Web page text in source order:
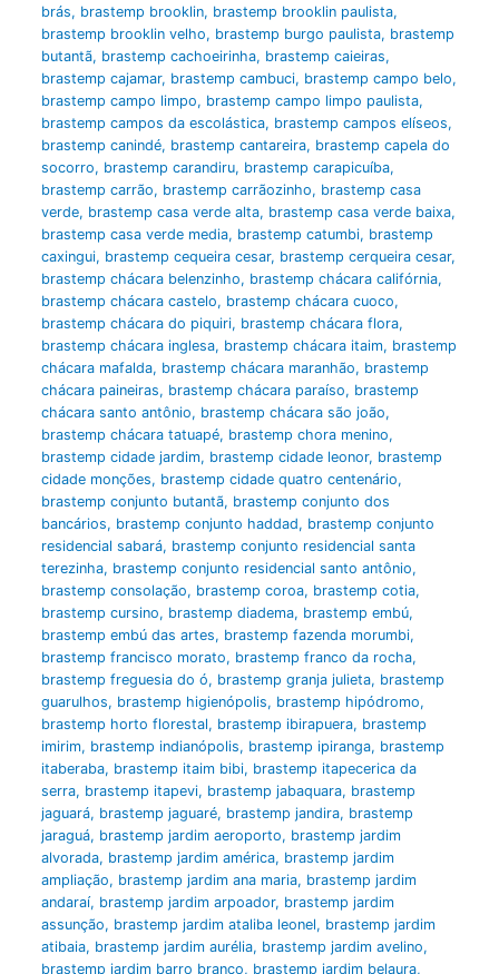
brás, brastemp brooklin, brastemp brooklin paulista,
brastemp brooklin velho, brastemp burgo paulista, brastemp
butantã, brastemp cachoeirinha, brastemp caieiras,
brastemp cajamar, brastemp cambuci, brastemp campo belo,
brastemp campo limpo, brastemp campo limpo paulista,
brastemp campos da escolástica, brastemp campos elíseos,
brastemp canindé, brastemp cantareira, brastemp capela do
socorro, brastemp carandiru, brastemp carapicuíba,
brastemp carrão, brastemp carrãozinho, brastemp casa
verde, brastemp casa verde alta, brastemp casa verde baixa,
brastemp casa verde media, brastemp catumbi, brastemp
caxingui, brastemp cequeira cesar, brastemp cerqueira cesar,
brastemp chácara belenzinho, brastemp chácara califórnia,
brastemp chácara castelo, brastemp chácara cuoco,
brastemp chácara do piquiri, brastemp chácara flora,
brastemp chácara inglesa, brastemp chácara itaim, brastemp
chácara mafalda, brastemp chácara maranhão, brastemp
chácara paineiras, brastemp chácara paraíso, brastemp
chácara santo antônio, brastemp chácara são joão,
brastemp chácara tatuapé, brastemp chora menino,
brastemp cidade jardim, brastemp cidade leonor, brastemp
cidade monções, brastemp cidade quatro centenário,
brastemp conjunto butantã, brastemp conjunto dos
bancários, brastemp conjunto haddad, brastemp conjunto
residencial sabará, brastemp conjunto residencial santa
terezinha, brastemp conjunto residencial santo antônio,
brastemp consolação, brastemp coroa, brastemp cotia,
brastemp cursino, brastemp diadema, brastemp embú,
brastemp embú das artes, brastemp fazenda morumbi,
brastemp francisco morato, brastemp franco da rocha,
brastemp freguesia do ó, brastemp granja julieta, brastemp
guarulhos, brastemp higienópolis, brastemp hipódromo,
brastemp horto florestal, brastemp ibirapuera, brastemp
imirim, brastemp indianópolis, brastemp ipiranga, brastemp
itaberaba, brastemp itaim bibi, brastemp itapecerica da
serra, brastemp itapevi, brastemp jabaquara, brastemp
jaguará, brastemp jaguaré, brastemp jandira, brastemp
jaraguá, brastemp jardim aeroporto, brastemp jardim
alvorada, brastemp jardim américa, brastemp jardim
ampliação, brastemp jardim ana maria, brastemp jardim
andaraí, brastemp jardim arpoador, brastemp jardim
assunção, brastemp jardim ataliba leonel, brastemp jardim
atibaia, brastemp jardim aurélia, brastemp jardim avelino,
brastemp jardim barro branco, brastemp jardim belaura,